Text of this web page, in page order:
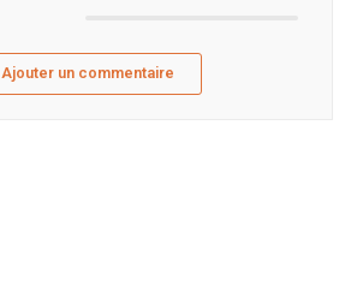
Ajouter un commentaire